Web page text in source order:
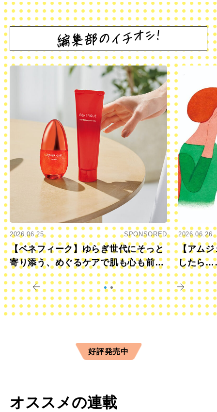
2026.06.25 SPONSORED
【ベネフィーク】ゆらぎ世代にそっと
寄り添う、めぐるケアで肌も心も前向
きに
2026.06.26
【アムジ
したら
すか？
好評発売中
オススメの連載